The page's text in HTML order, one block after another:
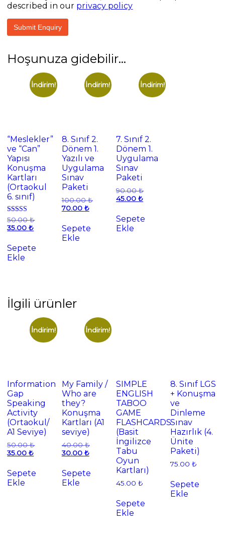
described in our privacy policy
Hoşunuza gidebilir…
İndirim!
“Meslekler”
ve “Can”
Yapısı
Konuşma
Kartları
(Ortaokul
6. sınıf)
5 üzerinden
5.00
oy aldı
50.00₺Orijinal
50.00 ₺.
35.00₺Şu
35.00 ₺.
Sepete
Ekle
İndirim!
8. Sınıf 2.
Dönem 1.
Yazılı ve
Uygulama
Sınav
Paketi
100.00₺Orijinal
100.00 ₺.
70.00 ₺Şu
70.00 ₺.
Sepete
Ekle
İndirim!
7. Sınıf 2.
Dönem 1.
Uygulama
Sınav
Paketi
90.00₺Orijinal
45.00₺Şu
45.00 ₺.
Sepete
Ekle
İlgili ürünler
İndirim!
Information
Gap
Speaking
Activity
(Ortaokul/
A1 Seviye)
50.00₺Orijinal
35.00₺Şu
35.00 ₺.
Sepete
Ekle
İndirim!
My Family /
Who are
they?
Konuşma
Kartları (A1
seviye)
40.00₺Orijinal
fiyat:
40.00 ₺.
30.00 ₺Şu
30.00 ₺.
Sepete
Ekle
SIMPLE
ENGLISH
TABOO
GAME
FLASHCARDS
(Basit
İngilizce
Tabu
Oyun
Kartları)
45.00₺
Sepete
Ekle
8. Sınıf LGS
+ Konuşma
ve
Dinleme
Sınav
Hazırlık (4.
Ünite
Paketi)
75.00₺
Sepete
Ekle